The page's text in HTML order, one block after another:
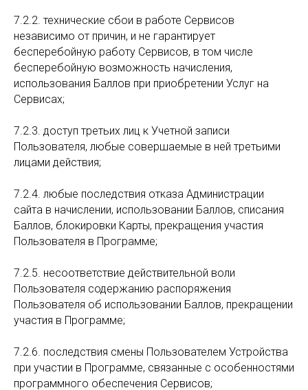
7.2.2. технические сбои в работе Сервисов
независимо от причин, и не гарантирует
бесперебойную работу Сервисов, в том числе
бесперебойную возможность начисления,
использования Баллов при приобретении Услуг на
Сервисах;
7.2.3. доступ третьих лиц к Учетной записи
Пользователя, любые совершаемые в ней третьими
лицами действия;
7.2.4. любые последствия отказа Администрации
сайта в начислении, использовании Баллов, списания
Баллов, блокировки Карты, прекращения участия
Пользователя в Программе;
7.2.5. несоответствие действительной воли
Пользователя содержанию распоряжения
Пользователя об использовании Баллов, прекращении
участия в Программе;
7.2.6. последствия смены Пользователем Устройства
при участии в Программе, связанные с особенностями
программного обеспечения Сервисов;